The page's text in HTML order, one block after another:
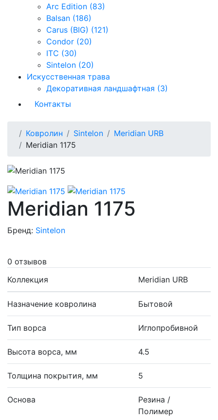
Arc Edition (83)
Balsan (186)
Carus (BIG) (121)
Condor (20)
ITC (30)
Sintelon (20)
Искусственная трава
Декоративная ландшафтная (3)
Контакты
Ковролин Sintelon
Meridian URB
Meridian 1175
Meridian 1175
Бренд: Sintelon
0 отзывов
Коллекция
Meridian URB
Назначение ковролина Бытовой
Тип ворса Иглопробивной
Высота ворса, мм 4.5
Толщина покрытия, мм 5
Основа
Резина /
Полимер